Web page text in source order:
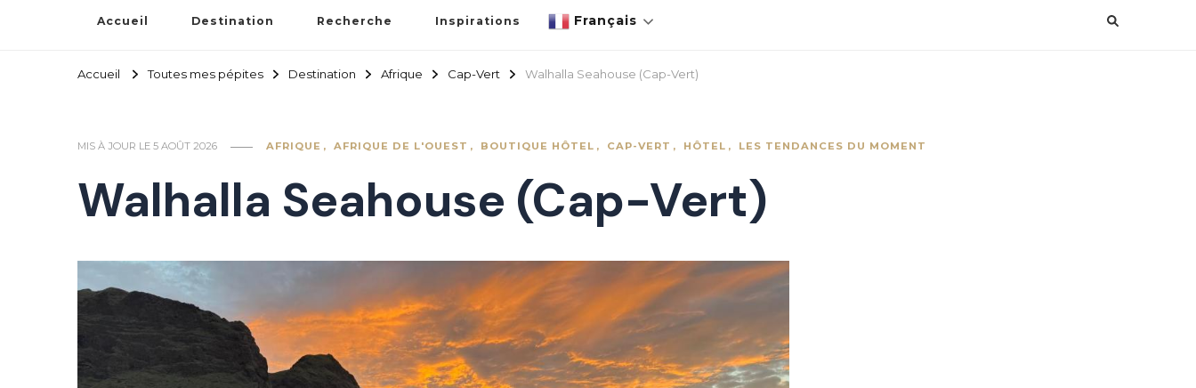
Accueil Destination Recherche Inspirations Français
Accueil Toutes mes pépites Destination Afrique Cap-Vert Walhalla Seahouse (Cap-Vert)
MIS À JOUR LE 5 AOÛT 2026 AFRIQUE AFRIQUE DE L'OUEST BOUTIQUE HÔTEL CAP-VERT HÔTEL LES TENDANCES DU MOMENT
Walhalla Seahouse (Cap-Vert)